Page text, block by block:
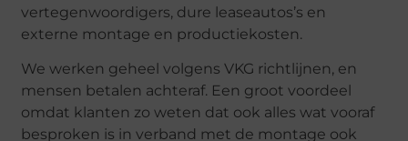
vertegenwoordigers, dure leaseautos’s en
externe montage en productiekosten.
We werken geheel volgens VKG richtlijnen, en
mensen betalen achteraf. Een groot voordeel
omdat klanten zo weten dat ook alles wat vooraf
besproken is in verband met de montage ook